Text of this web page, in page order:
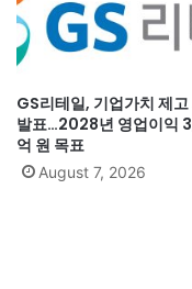
GS리테일, 기업가치 제고
발표…2028년 영업이익
억 원 목표
August 7, 2026